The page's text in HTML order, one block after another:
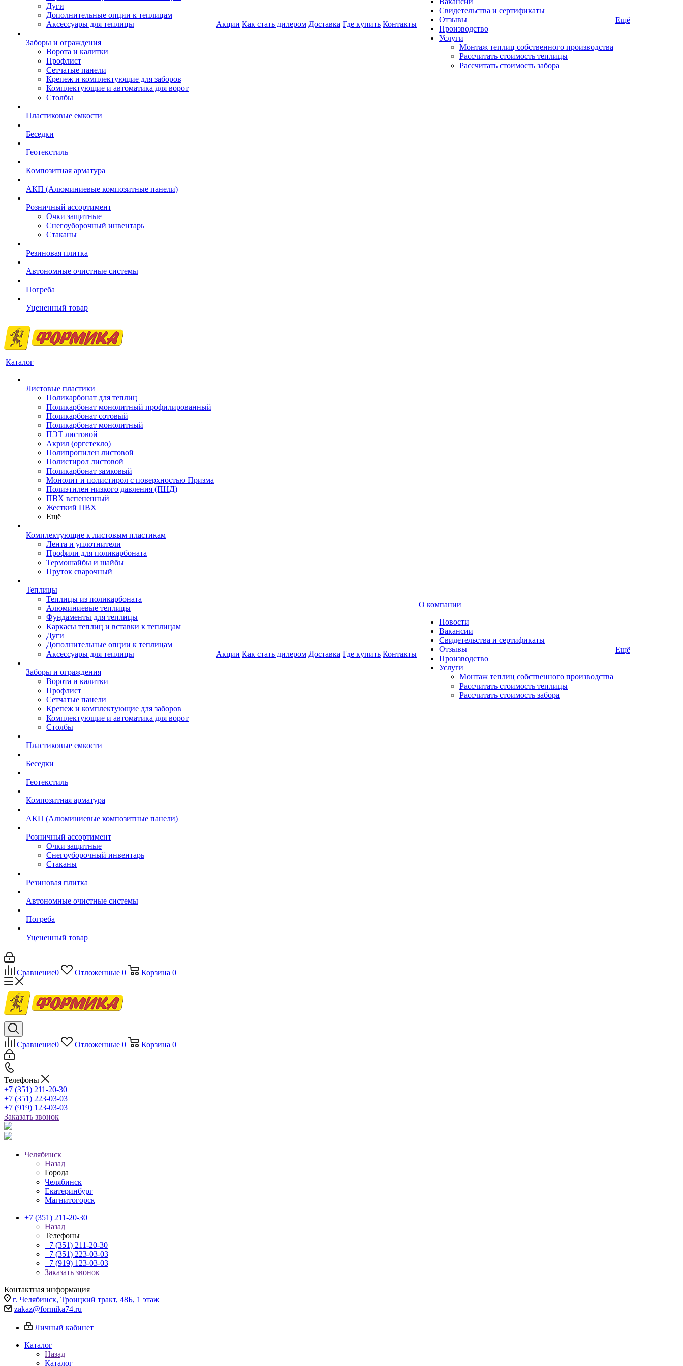
Дуги
Дополнительные опции к теплицам
Аксессуары для теплицы
Заборы и ограждения
Ворота и калитки
Профлист
Сетчатые панели
Крепеж и комплектующие для заборов
Комплектующие и автоматика для ворот
Столбы
Пластиковые емкости
Беседки
Геотекстиль
Композитная арматура
АКП (Алюминиевые композитные панели)
Розничный ассортимент
Очки защитные
Снегоуборочный инвентарь
Стаканы
Резиновая плитка
Автономные очистные системы
Погреба
Уцененный товар
Акции Как стать дилером Доставка Где купить Контакты
Свидетельства и сертификаты
Отзывы
Производство
Услуги
Монтаж теплиц собственного производства
Рассчитать стоимость теплицы
Рассчитать стоимость забора
Ещё
Каталог
Листовые пластики
Поликарбонат для теплиц
Поликарбонат монолитный профилированный
Поликарбонат сотовый
Поликарбонат монолитный
ПЭТ листовой
Акрил (оргстекло)
Полипропилен листовой
Полистирол листовой
Поликарбонат замковый
Монолит и полистирол с поверхностью Призма
Полиэтилен низкого давления (ПНД)
ПВХ вспененный
Жесткий ПВХ
Ещё
Комплектующие к листовым пластикам
Лента и уплотнители
Профили для поликарбоната
Термошайбы и шайбы
Пруток сварочный
Теплицы
Теплицы из поликарбоната
Алюминиевые теплицы
Фундаменты для теплицы
Каркасы теплиц и вставки к теплицам
Дуги
Дополнительные опции к теплицам
Аксессуары для теплицы
Заборы и ограждения
Ворота и калитки
Профлист
Сетчатые панели
Крепеж и комплектующие для заборов
Комплектующие и автоматика для ворот
Столбы
Пластиковые емкости
Беседки
Геотекстиль
Композитная арматура
АКП (Алюминиевые композитные панели)
Розничный ассортимент
Очки защитные
Снегоуборочный инвентарь
Стаканы
Резиновая плитка
Автономные очистные системы
Погреба
Уцененный товар
Акции Как стать дилером Доставка Где купить Контакты
О компании
Новости
Вакансии
Свидетельства и сертификаты
Отзывы
Производство
Услуги
Монтаж теплиц собственного производства
Рассчитать стоимость теплицы
Рассчитать стоимость забора
Ещё
Сравнение0 Отложенные 0 Корзина 0
Сравнение0 Отложенные 0 Корзина 0
Телефоны
+7 (351) 211-20-30
+7 (351) 223-03-03
+7 (919) 123-03-03
Заказать звонок
Челябинск
Назад
Города
Челябинск
Екатеринбург
Магнитогорск
+7 (351) 211-20-30
Назад
Телефоны
+7 (351) 211-20-30
+7 (351) 223-03-03
+7 (919) 123-03-03
Заказать звонок
Контактная информация
г. Челябинск, Троицкий тракт, 48Б, 1 этаж
zakaz@formika74.ru
Личный кабинет
Каталог
Назад
Каталог